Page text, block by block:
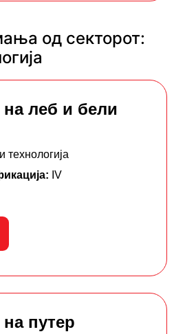
од секторот:
на леб и бели
технологија
IV
путер